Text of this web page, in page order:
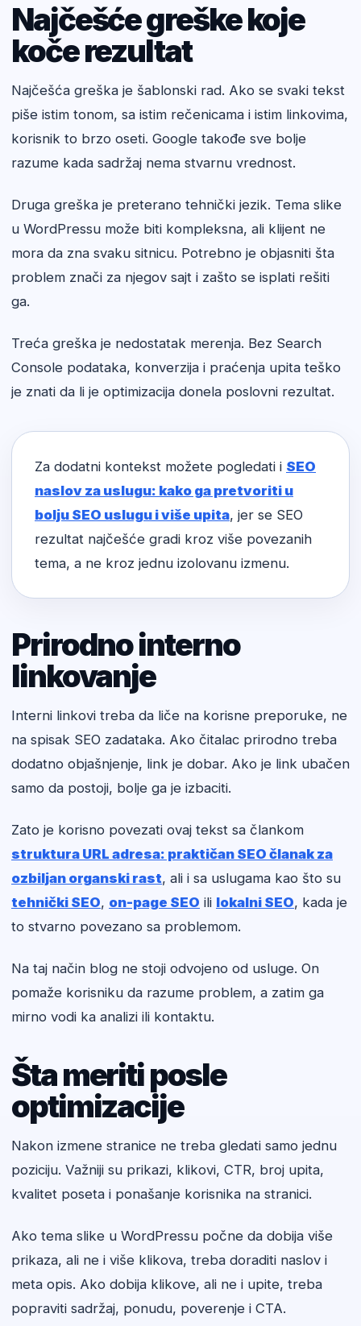
Najčešće greške koje
koče rezultat
Najčešća greška je šablonski rad. Ako se svaki tekst
piše istim tonom, sa istim rečenicama i istim linkovima,
korisnik to brzo oseti. Google takođe sve bolje
razume kada sadržaj nema stvarnu vrednost.
Druga greška je preterano tehnički jezik. Tema slike
u WordPressu može biti kompleksna, ali klijent ne
mora da zna svaku sitnicu. Potrebno je objasniti šta
problem znači za njegov sajt i zašto se isplati rešiti
ga.
Treća greška je nedostatak merenja. Bez Search
Console podataka, konverzija i praćenja upita teško
je znati da li je optimizacija donela poslovni rezultat.
Za dodatni kontekst možete pogledati i SEO
naslov za uslugu: kako ga pretvoriti u
bolju SEO uslugu i više upita, jer se SEO
rezultat najčešće gradi kroz više povezanih
tema, a ne kroz jednu izolovanu izmenu.
Prirodno interno
linkovanje
Interni linkovi treba da liče na korisne preporuke, ne
na spisak SEO zadataka. Ako čitalac prirodno treba
dodatno objašnjenje, link je dobar. Ako je link ubačen
samo da postoji, bolje ga je izbaciti.
Zato je korisno povezati ovaj tekst sa člankom
struktura URL adresa: praktičan SEO članak za
ozbiljan organski rast, ali i sa uslugama kao što su
tehnički SEO, on-page SEO ili lokalni SEO, kada je
to stvarno povezano sa problemom.
Na taj način blog ne stoji odvojeno od usluge. On
pomaže korisniku da razume problem, a zatim ga
mirno vodi ka analizi ili kontaktu.
Šta meriti posle
optimizacije
Nakon izmene stranice ne treba gledati samo jednu
poziciju. Važniji su prikazi, klikovi, CTR, broj upita,
kvalitet poseta i ponašanje korisnika na stranici.
Ako tema slike u WordPressu počne da dobija više
prikaza, ali ne i više klikova, treba doraditi naslov i
meta opis. Ako dobija klikove, ali ne i upite, treba
popraviti sadržaj, ponudu, poverenje i CTA.